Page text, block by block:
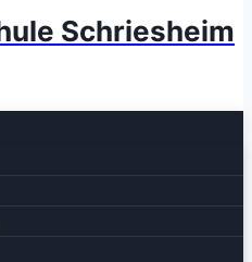
Schriesheim